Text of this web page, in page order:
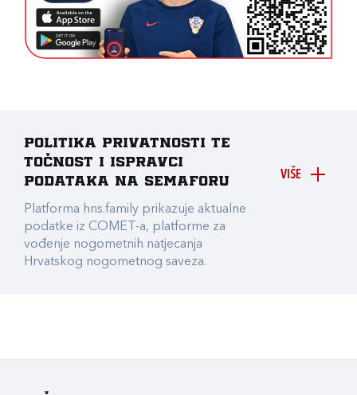
VIŠE
Politika privatnosti te
točnost i ispravci
podataka na Semaforu
Platforma hns.family prikazuje aktualne
podatke iz COMET-a, platforme za
vođenje nogometnih natjecanja
Hrvatskog nogometnog saveza.